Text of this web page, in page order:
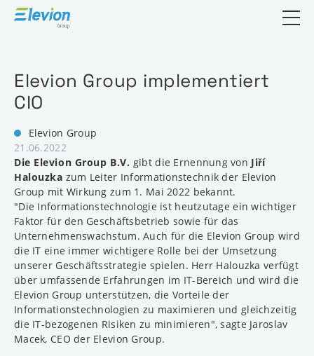
Suchfeld
Elevion Group implementiert
CIO
Elevion Group
21.06.2022
Die Elevion Group B.V. gibt die Ernennung von Jiří
Halouzka zum Leiter Informationstechnik der Elevion
Group mit Wirkung zum 1. Mai 2022 bekannt.
"Die Informationstechnologie ist heutzutage ein wichtiger
Faktor für den Geschäftsbetrieb sowie für das
Unternehmenswachstum. Auch für die Elevion Group wird
die IT eine immer wichtigere Rolle bei der Umsetzung
unserer Geschäftsstrategie spielen. Herr Halouzka verfügt
über umfassende Erfahrungen im IT-Bereich und wird die
Elevion Group unterstützen, die Vorteile der
Informationstechnologien zu maximieren und gleichzeitig
die IT-bezogenen Risiken zu minimieren", sagte Jaroslav
Macek, CEO der Elevion Group.